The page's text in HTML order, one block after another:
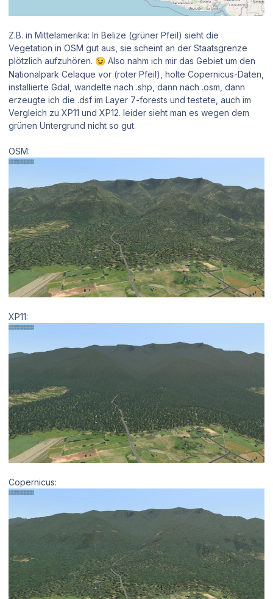
Z.B. in Mittelamerika: In Belize (grüner Pfeil) sieht die
Vegetation in OSM gut aus, sie scheint an der Staatsgrenze
plötzlich aufzuhören. 😉 Also nahm ich mir das Gebiet um den
Nationalpark Celaque vor (roter Pfeil), holte Copernicus-Daten,
installierte Gdal, wandelte nach .shp, dann nach .osm, dann
erzeugte ich die .dsf im Layer 7-forests und testete, auch im
Vergleich zu XP11 und XP12. leider sieht man es wegen dem
grünen Untergrund nicht so gut.
OSM:
XP11:
Copernicus: